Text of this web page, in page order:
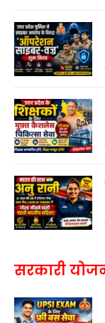
सरकारी